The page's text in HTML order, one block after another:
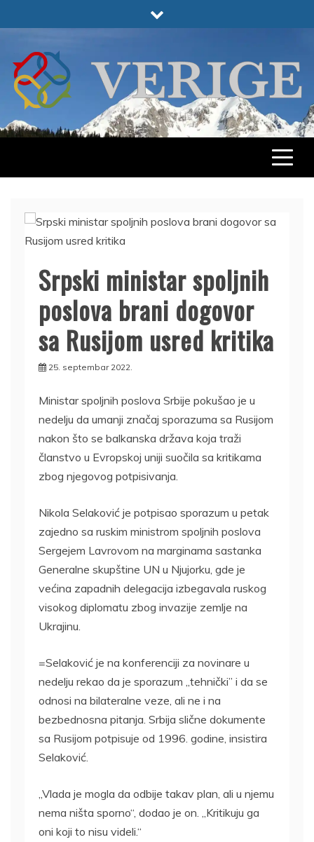
to
VERIGE
ODABRANO
Srpski ministar spoljnih
poslova brani dogovor
sa Rusijom usred kritika
25. septembar 2022.
Ministar spoljnih poslova Srbije pokušao je u
nedelju da umanji značaj sporazuma sa Rusijom
nakon što se balkanska država koja traži
članstvo u Evropskoj uniji suočila sa kritikama
zbog njegovog potpisivanja.
Nikola Selaković je potpisao sporazum u petak
zajedno sa ruskim ministrom spoljnih poslova
Sergejem Lavrovom na marginama sastanka
Generalne skupštine UN u Njujorku, gde je
većina zapadnih delegacija izbegavala ruskog
visokog diplomatu zbog invazije zemlje na
Ukrajinu.
=Selaković je na konferenciji za novinare u
nedelju rekao da je sporazum „tehnički” i da se
odnosi na bilateralne veze, ali ne i na
bezbednosna pitanja. Srbija slične dokumente
sa Rusijom potpisuje od 1996. godine, insistira
Selaković.
„Vlada je mogla da odbije takav plan, ali u njemu
nema ništa sporno“, dodao je on. „Kritikuju ga
oni koji to nisu videli.“